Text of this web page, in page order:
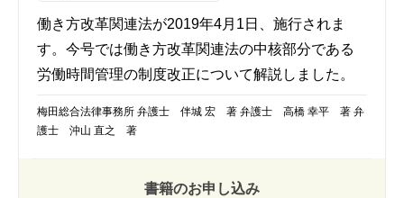
働き方改革関連法が2019年4月1日、施行されま
す。今号では働き方改革関連法の中核部分である
労働時間管理の制度改正について解説しました。
梅田総合法律事務所 弁護士 伴城 宏 著 弁護士 高橋 幸平 著 弁
護士 沖山 直之 著
書籍のお申し込み